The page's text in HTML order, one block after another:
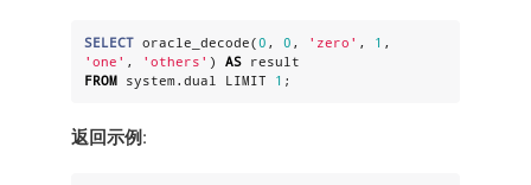
SELECT oracle_decode(0 , 0 , ' zero ' , 1
'one ' , 'others ' ) AS
FROM system.dual LIMIT 1 ;
返回示例 :